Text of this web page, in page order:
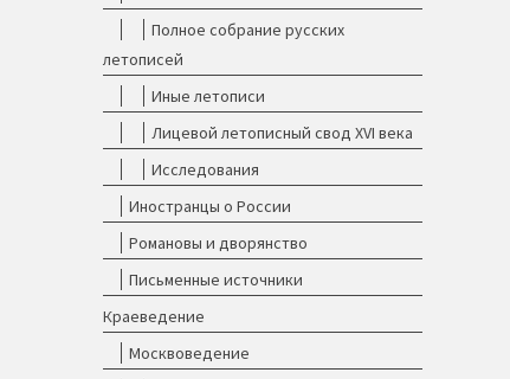
Полное собрание русских
летописей
Иные летописи
Лицевой летописный свод XVI века
Исследования
Иностранцы о России
Романовы и дворянство
Письменные источники
Краеведение
Москвоведение